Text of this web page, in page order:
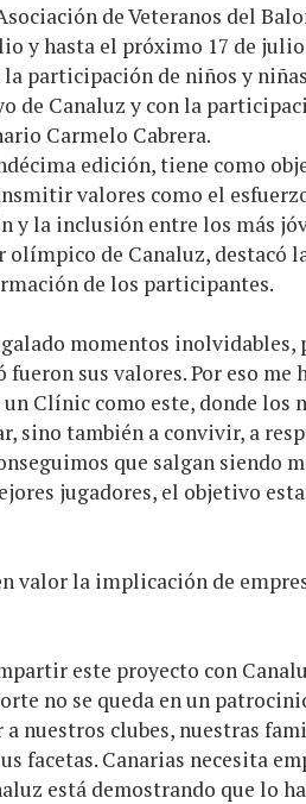
de Veteranos del
y hasta el próximo 17 de julio
participación de niños y
de Canaluz y con la
Carmelo Cabrera.
edición, tiene como
valores como el
y la inclusión entre los más
olímpico de Canaluz, destacó
de los participantes.
momentos inolvidables,
sus valores. Por eso me
Clínic como este, donde los
sino también a convivir, a
que salgan siendo
jugadores, el objetivo
valor la implicación de
este proyecto con
no se queda en un
nuestros clubes, nuestras
facetas. Canarias necesita
está demostrando que lo